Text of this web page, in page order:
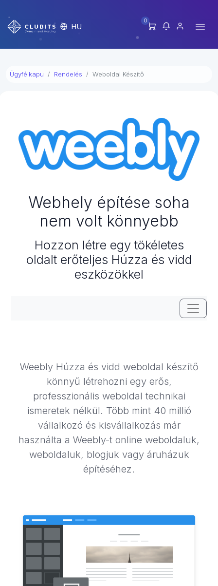
HU
0
Ügyfélkapu Rendelés Weboldal Készítő
Webhely építése soha
nem volt könnyebb
Hozzon létre egy tökéletes
oldalt erőteljes Húzza és vidd
eszközökkel
Váltás
Weebly Húzza és vidd weboldal készítő
könnyű létrehozni egy erős,
professzionális weboldal technikai
ismeretek nélkül. Több mint 40 millió
vállalkozó és kisvállalkozás már
használta a Weebly-t online weboldaluk,
weboldaluk, blogjuk vagy áruházuk
építéséhez.